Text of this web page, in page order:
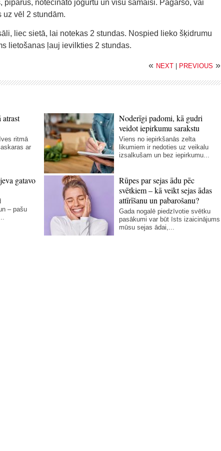
notecināto jogurtu un visu samaisi. Pagaršo, vai
vēl 2 stundām.
liec sietā, lai notekas 2 stundas. Nospied lieko šķidrumu
lietošanas ļauj ievilkties 2 stundas.
« NEXT PREVIOUS »
atrast
ritmā
ar
Noderīgi padomi, kā gudri
veidot iepirkumu sarakstu
Viens no iepirkšanās zelta
likumiem ir nedoties uz veikalu
izsalkušam un bez iepirkumu...
gatavo
– pašu
Rūpes par sejas ādu pēc
svētkiem – kā veikt sejas ādas
attīrīšanu un pabarošanu?
Gada nogalē piedzīvotie svētku
pasākumi var būt īsts izaicinājums
mūsu sejas ādai,...